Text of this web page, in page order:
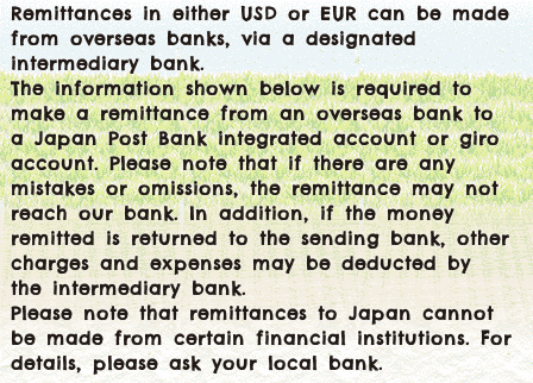
Remittances in either USD or EUR can be made
from overseas banks, via a designated
intermediary bank.
The information shown below is required to
make a remittance from an overseas bank to
a Japan Post Bank integrated account or giro
account. Please note that if there are any
mistakes or omissions, the remittance may not
reach our bank. In addition, if the money
remitted is returned to the sending bank, other
charges and expenses may be deducted by
the intermediary bank.
Please note that remittances to Japan cannot
be made from certain financial institutions. For
details, please ask your local bank.